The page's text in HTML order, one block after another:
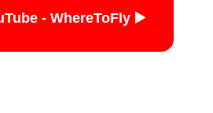
▶️ YouTube - WhereToFly